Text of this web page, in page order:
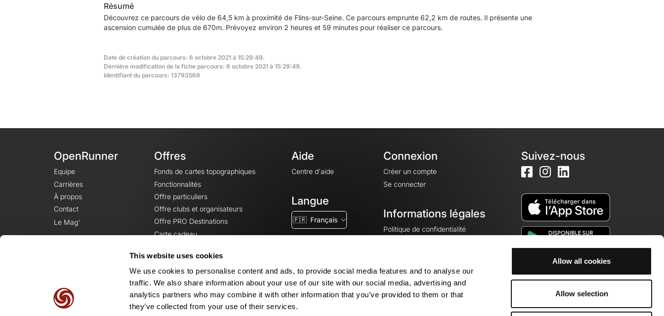
This website uses cookies
We use cookies to personalise content and ads, to provide social media features and to analyse our
traffic. We also share information about your use of our site with our social media, advertising and
analytics partners who may combine it with other information that you’ve provided to them or that
they’ve collected from your use of their services.
Allow all cookies
Allow selection
Résumé
Découvrez ce parcours de vélo de 64,5 km à proximité de Flins-sur-Seine. Ce parcours emprunte 62,2 km de routes. Il présente une
ascension cumulée de plus de 670m. Prévoyez environ 2 heures et 59 minutes pour réaliser ce parcours.
Date de création du parcours: 6 octobre 2021 à 15:29:49.
Dernière modification de la fiche parcours: 6 octobre 2021 à 15:29:49.
Identifiant du parcours: 13793569
OpenRunner
Equipe
Carrières
À propos
Contact
Le Mag'
Offres
Fonds de cartes topographiques
Fonctionnalités
Offre particuliers
Offre clubs et organisateurs
Offre PRO Destinations
Carte cadeau
Aide
Centre d'aide
Langue
🇫🇷 Français
Connexion
Créer un compte
Se connecter
Informations légales
Politique de confidentialité
Mentions légales
Paramètres des cookies
Suivez-nous